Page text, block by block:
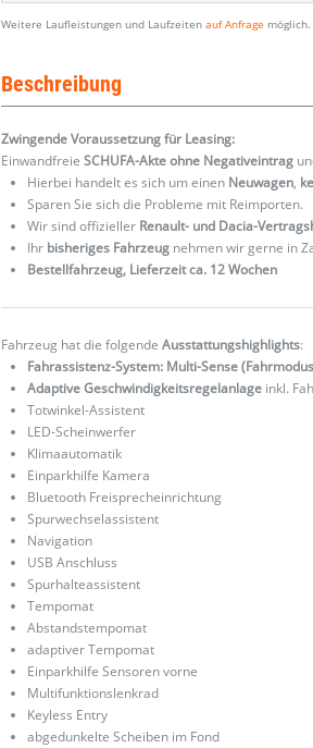
Weitere Laufleistungen und Laufzeitenauf Anfrage möglich.
Beschreibung
Zwingende Voraussetzung für Leasing:
EinwandfreieSCHUFA-Akte ohne Negativeintrag
Hierbei handelt es sich um einen Neuwagen,
Sparen Sie sich die Probleme mit Reimporten.
Wir sind offizieller Renault- und Dacia-
Ihr bisheriges Fahrzeug nehmen wir gerne in
Bestellfahrzeug, Lieferzeit ca. 12 Wochen
Fahrzeug hat die folgendeAusstattungshighlights:
Fahrassistenz-System: Multi-Sense
Adaptive Geschwindigkeitsregelanlage inkl.
Totwinkel-Assistent
LED-Scheinwerfer
Klimaautomatik
Einparkhilfe Kamera
Bluetooth Freisprecheinrichtung
Spurwechselassistent
Navigation
USB Anschluss
Spurhalteassistent
Tempomat
Abstandstempomat
adaptiver Tempomat
Einparkhilfe Sensoren vorne
Multifunktionslenkrad
Keyless Entry
abgedunkelte Scheiben im Fond